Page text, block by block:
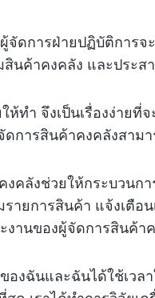
จัดการฝ่ายปฏิบัติการ
นค้าคงคลัง และประส
ห้ทำ จึงเป็นเรื่องง่าย
การสินค้าคงคลังสาม
คลังช่วยให้กระบวนก
ายการสินค้า แจ้งเตือ
งานของผู้จัดการสินค้า
องฉันและฉันได้ใช้เวล